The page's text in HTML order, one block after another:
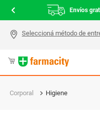
Envíos
Corporal Higiene